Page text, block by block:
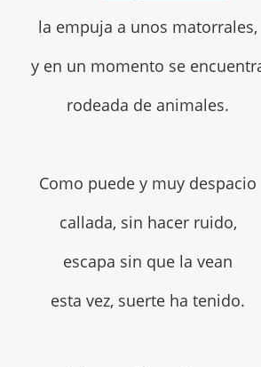
la empuja a unos matorrales,
y en un momento se
rodeada de animales.
Como puede y muy despacio
callada, sin hacer ruido,
escapa sin que la vean
esta vez, suerte ha tenido.